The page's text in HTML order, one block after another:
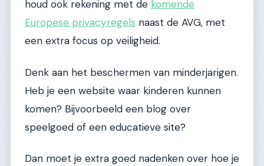
houd ook rekening met de komende
Europese privacyregels naast de AVG, met
een extra focus op veiligheid.
Denk aan het beschermen van minderjarigen.
Heb je een website waar kinderen kunnen
komen? Bijvoorbeeld een blog over
speelgoed of een educatieve site?
Dan moet je extra goed nadenken over hoe je